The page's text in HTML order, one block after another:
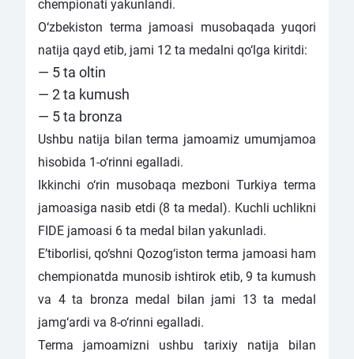
chempionati yakunlandi.
O‘zbekiston terma jamoasi musobaqada yuqori
natija qayd etib, jami 12 ta medalni qo‘lga kiritdi:
— 5 ta oltin
— 2 ta kumush
— 5 ta bronza
Ushbu natija bilan terma jamoamiz umumjamoa
hisobida 1-o‘rinni egalladi.
Ikkinchi o‘rin musobaqa mezboni Turkiya terma
jamoasiga nasib etdi (8 ta medal). Kuchli uchlikni
FIDE jamoasi 6 ta medal bilan yakunladi.
E’tiborlisi, qo‘shni Qozog‘iston terma jamoasi ham
chempionatda munosib ishtirok etib, 9 ta kumush
va 4 ta bronza medal bilan jami 13 ta medal
jamg‘ardi va 8-o‘rinni egalladi.
Terma jamoamizni ushbu tarixiy natija bilan